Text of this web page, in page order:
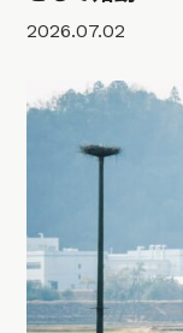
2026.07.02